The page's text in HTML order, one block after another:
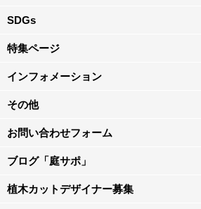
SDGs
特集ページ
インフォメーション
その他
お問い合わせフォーム
ブログ「庭サポ」
植木カットデザイナー募集